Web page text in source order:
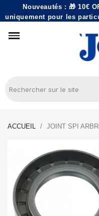
Nouveautés : 🎁 10€
uniquement pour les
ACCUEIL JOINT SPI